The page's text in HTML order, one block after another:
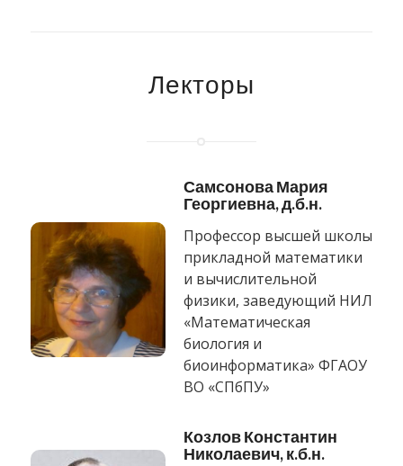
Лекторы
Самсонова Мария
Георгиевна, д.б.н.
Профессор высшей школы
прикладной математики
и вычислительной
физики, заведующий НИЛ
«Математическая
биология и
биоинформатика» ФГАОУ
ВО «СПбПУ»
Козлов Константин
Николаевич, к.б.н.